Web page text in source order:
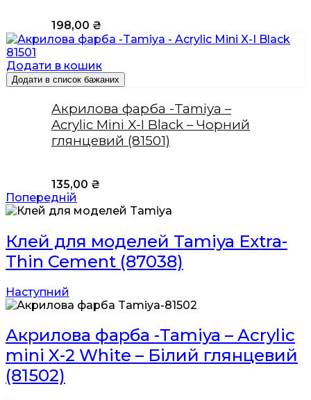
198,00 ₴
Додати в кошик
Додати в список бажаних
Акрилова фарба -Tamiya –
Acrylic Mini X-I Black – Чорний
глянцевий (81501)
135,00 ₴
Попередній
Клей для моделей Tamiya Extra-
Thin Cement (87038)
Наступний
Акрилова фарба -Tamiya – Acrylic
mini X-2 White – Білий глянцевий
(81502)